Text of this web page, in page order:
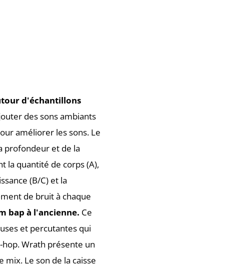
d'échantillons
des sons ambiants
améliorer les sons. Le
profondeur et de la
la quantité de corps (A),
(B/C) et la
de bruit à chaque
bap à l'ancienne. Ce
et percutantes qui
Wrath présente un
mix. Le son de la caisse